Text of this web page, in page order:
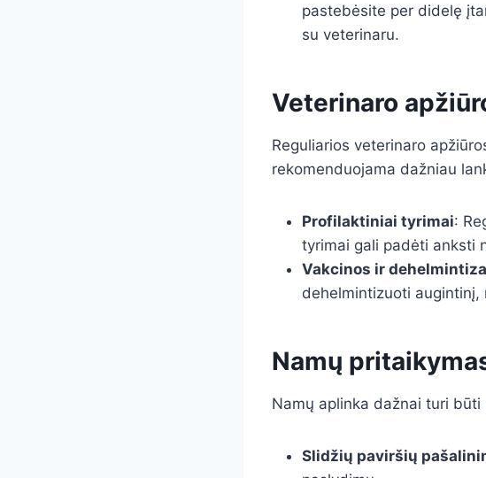
pastebėsite per didelę
su veterinaru.
Veterinaro
Reguliarios veterinaro
rekomenduojama dažniau
Profilaktiniai tyrimai:
tyrimai gali padėti anksti
Vakcinos ir
dehelmintizuoti augintinį,
Namų
Namų aplinka dažnai turi
Slidžių paviršių